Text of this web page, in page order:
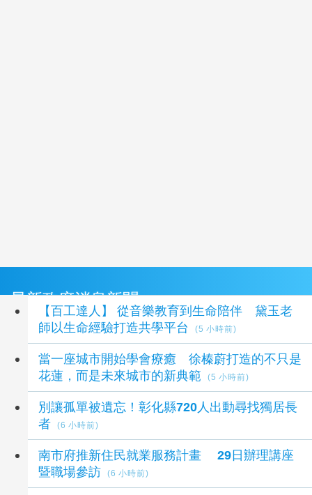
最新政府消息新聞
【百工達人】 從音樂教育到生命陪伴 黛玉老
師以生命經驗打造共學平台
(5 小時前)
當一座城市開始學會療癒 徐榛蔚打造的不只是
花蓮，而是未來城市的新典範
(5 小時前)
別讓孤單被遺忘！彰化縣720人出動尋找獨居長
者
(6 小時前)
南市府推新住民就業服務計畫 29日辦理講座
暨職場參訪
(6 小時前)